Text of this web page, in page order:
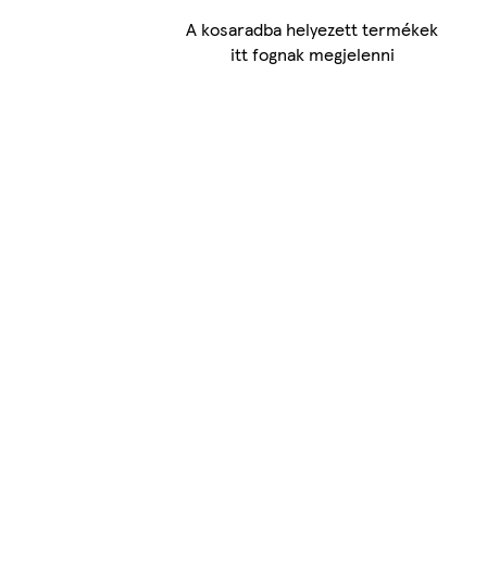
A kosaradba helyezett termékek
itt fognak megjelenni